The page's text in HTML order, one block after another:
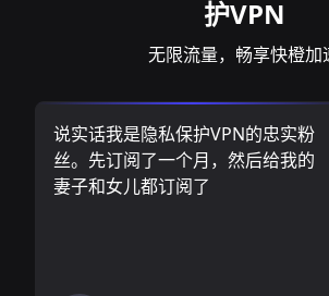
护VPN
无限流量，畅享快橙加
说实话我是隐私保护VPN的忠实粉
丝。先订阅了一个月，然后给我的
妻子和女儿都订阅了